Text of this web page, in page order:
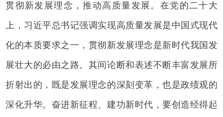
贯彻新发展理念，推动高质量发展。在党的二十大
上，习近平总书记强调实现高质量发展是中国式现代
化的本质要求之一，贯彻新发展理念是新时代我国发
展壮大的必由之路。其间论断和表述不断丰富发展所
折射出的，既是发展理念的深刻变革，也是政绩观的
深化升华。奋进新征程、建功新时代，要创造经得起